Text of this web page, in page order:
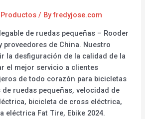
Productos / Byfredyjose.com
de ruedas pequeñas – Rooder
proveedores de China. Nuestro
la desfiguración de la calidad de la
el mejor servicio a clientes
de todo corazón para bicicletas
ruedas pequeñas, velocidad de
bicicleta de cross eléctrica,
eléctrica Fat Tire, Ebike 2024.